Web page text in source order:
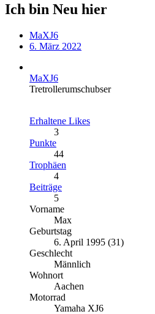
Ich bin Neu hier
MaXJ6
6. März 2022
MaXJ6
Tretrollerumschubser
Erhaltene Likes
3
Punkte
44
Trophäen
4
Beiträge
5
Vorname
Max
Geburtstag
6. April 1995 (31)
Geschlecht
Männlich
Wohnort
Aachen
Motorrad
Yamaha XJ6